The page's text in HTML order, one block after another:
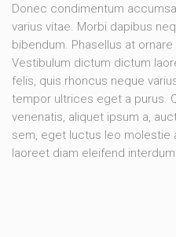
Donec condimentum
varius vitae. Morbi dapibus
bibendum. Phasellus at ornare
Vestibulum dictum dictum
felis, quis rhoncus neque
tempor ultrices eget a purus.
venenatis, aliquet ipsum a,
sem, eget luctus leo
laoreet diam eleifend interdum.